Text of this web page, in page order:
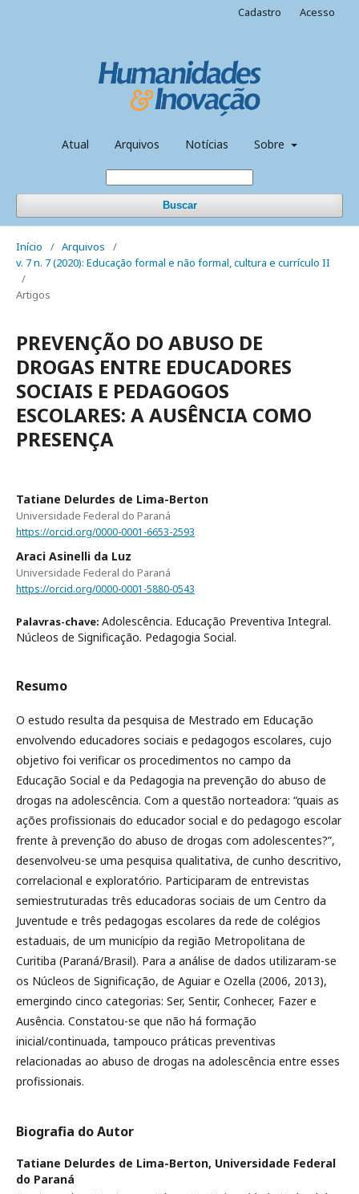
Atual Arquivos Notícias Sobre
Buscar
Cadastro Acesso
Início / Arquivos
/
v. 7 n. 7 (2020): Educação formal e não formal, cultura e currículo II
/
Artigos
PREVENÇÃO DO ABUSO DE
DROGAS ENTRE EDUCADORES
SOCIAIS E PEDAGOGOS
ESCOLARES: A AUSÊNCIA COMO
PRESENÇA
Tatiane Delurdes de Lima-Berton
Universidade Federal do Paraná
https://orcid.org/0000-0001-6653-2593
Araci Asinelli da Luz
Universidade Federal do Paraná
https://orcid.org/0000-0001-5880-0543
Palavras-chave: Adolescência. Educação Preventiva Integral.
Núcleos de Significação. Pedagogia Social.
Resumo
O estudo resulta da pesquisa de Mestrado em Educação
envolvendo educadores sociais e pedagogos escolares, cujo
objetivo foi verificar os procedimentos no campo da
Educação Social e da Pedagogia na prevenção do abuso de
drogas na adolescência. Com a questão norteadora: “quais as
ações profissionais do educador social e do pedagogo escolar
frente à prevenção do abuso de drogas com adolescentes?”,
desenvolveu-se uma pesquisa qualitativa, de cunho descritivo,
correlacional e exploratório. Participaram de entrevistas
semiestruturadas três educadoras sociais de um Centro da
Juventude e três pedagogas escolares da rede de colégios
estaduais, de um município da região Metropolitana de
Curitiba (Paraná/Brasil). Para a análise de dados utilizaram-se
os Núcleos de Significação, de Aguiar e Ozella (2006, 2013),
emergindo cinco categorias: Ser, Sentir, Conhecer, Fazer e
Ausência. Constatou-se que não há formação
inicial/continuada, tampouco práticas preventivas
relacionadas ao abuso de drogas na adolescência entre esses
profissionais.
Biografia do Autor
Tatiane Delurdes de Lima-Berton, Universidade Federal
do Paraná